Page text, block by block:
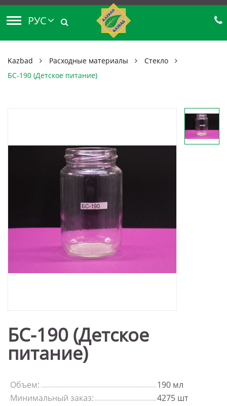
РУС
Kazbad Расходные материалы
Стекло
БС-190 (Детское питание)
БС-190 (Детское
питание)
Объем:
190 мл
Минимальный заказ:
4275 шт